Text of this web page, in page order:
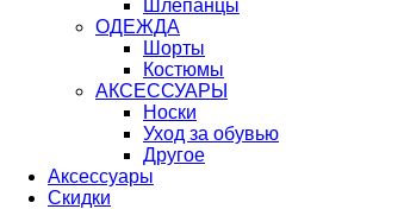
Шлепанцы
ОДЕЖДА
Шорты
Костюмы
АКСЕССУАРЫ
Носки
Уход за обувью
Другое
Аксессуары
Скидки